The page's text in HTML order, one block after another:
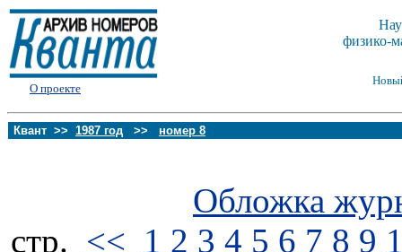
О проекте
физико-
Квант >> 1987 год >> номер 8
Обложка
стp. << 1 2 3 4 5 6 7 8 9